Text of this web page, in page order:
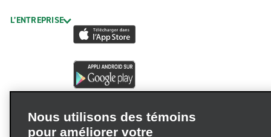
L’ENTREPRISE
Nous utilisons des témoins
pour améliorer votre